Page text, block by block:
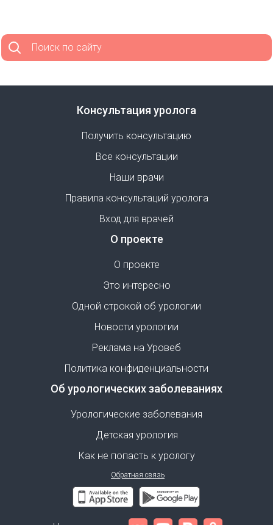
Поиск по сайту
Консультация уролога
Получить консультацию
Все консультации
Наши врачи
Правила консультаций уролога
Вход для врачей
О проекте
О проекте
Это интересно
Одной строкой об урологии
Новости урологии
Реклама на Уровеб
Политика конфиденциальности
Об урологических заболеваниях
Урологические заболевания
Детская урология
Как не попасть к урологу
Обратная связь